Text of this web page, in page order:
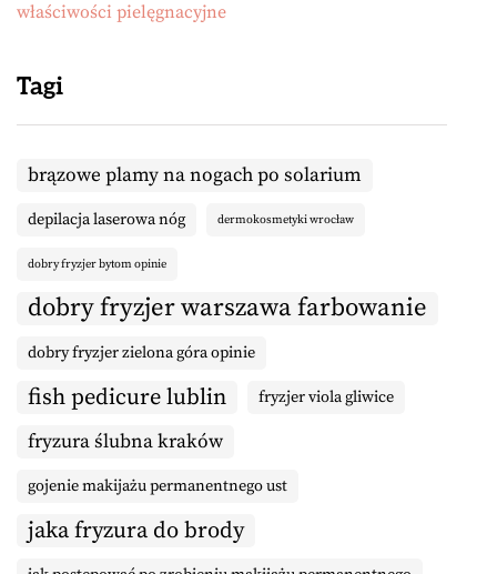
właściwości pielęgnacyjne
Tagi
brązowe plamy na nogach po solarium
depilacja laserowa nóg dermokosmetyki wrocław
dobry fryzjer bytom opinie
dobry fryzjer warszawa farbowanie
dobry fryzjer zielona góra opinie
fish pedicure lublin fryzjer viola gliwice
fryzura ślubna kraków
gojenie makijażu permanentnego ust
jaka fryzura do brody